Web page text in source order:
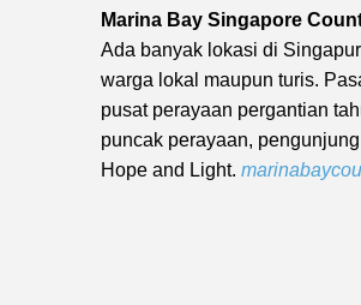
Marina Bay Singapore
Ada banyak lokasi di
warga lokal maupun turis.
pusat perayaan pergantian
puncak perayaan,
Hope and Light.